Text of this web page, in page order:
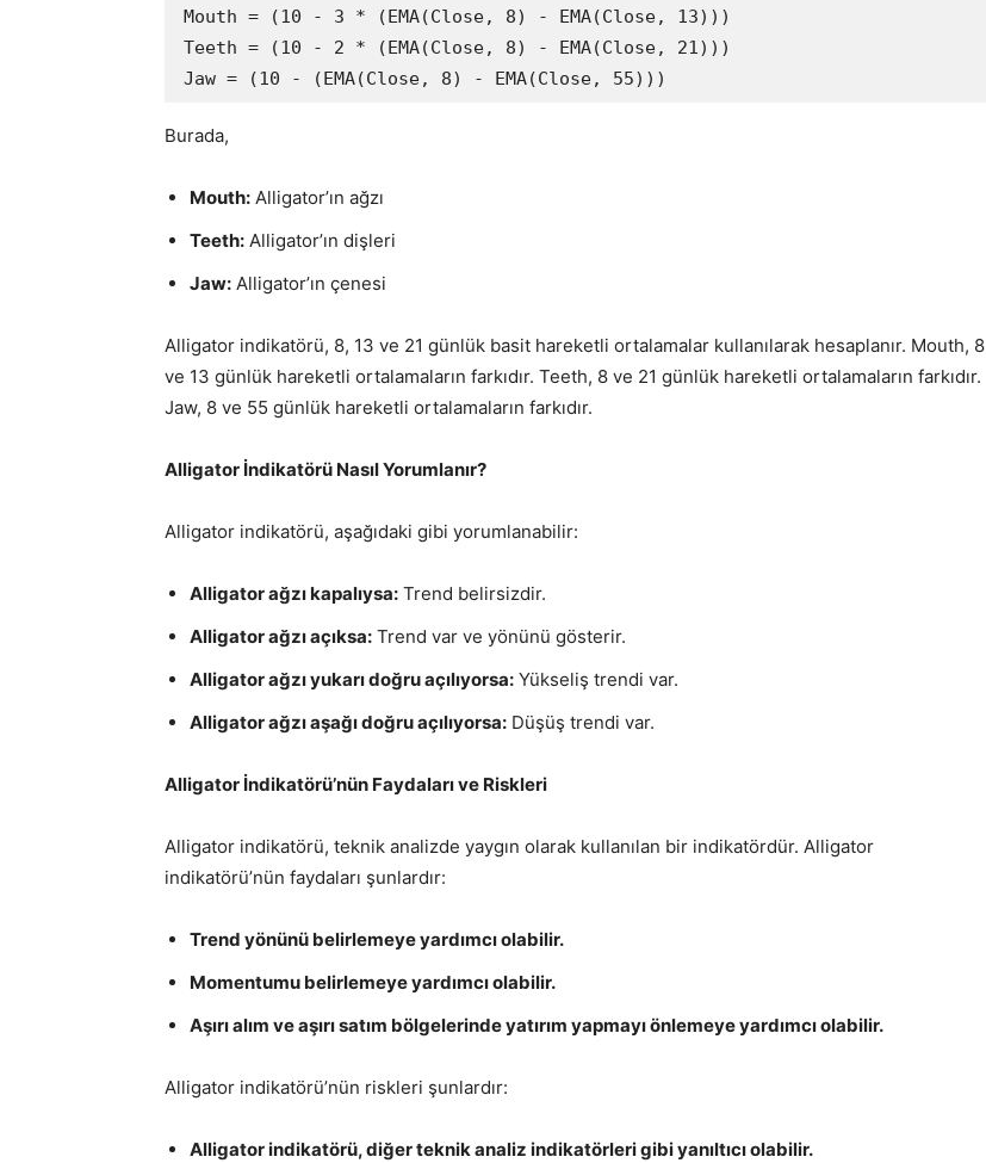
Mouth = (10 - 3 * (EMA(Close, 8) - EMA(Close, 13)))
Teeth = (10 - 2 * (EMA(Close, 8) - EMA(Close, 21)))
Burada,
Mouth: Alligator’ın ağzı
Teeth: Alligator’ın dişleri
Jaw: Alligator’ın çenesi
Alligator indikatörü, 8, 13 ve 21 günlük basit hareketli ortalamalar kullanılarak hesaplanır. Mouth, 8
ve 13 günlük hareketli ortalamaların farkıdır. Teeth, 8 ve 21 günlük hareketli ortalamaların farkıdır.
Jaw, 8 ve 55 günlük hareketli ortalamaların farkıdır.
Alligator İndikatörü Nasıl Yorumlanır?
Alligator indikatörü, aşağıdaki gibi yorumlanabilir:
Alligator ağzı kapalıysa: Trend belirsizdir.
Alligator ağzı açıksa: Trend var ve yönünü gösterir.
Alligator ağzı yukarı doğru açılıyorsa: Yükseliş trendi var.
Alligator ağzı aşağı doğru açılıyorsa: Düşüş trendi var.
Alligator İndikatörü’nün Faydaları ve Riskleri
Alligator indikatörü, teknik analizde yaygın olarak kullanılan bir indikatördür. Alligator
indikatörü’nün faydaları şunlardır:
Trend yönünü belirlemeye yardımcı olabilir.
Momentumu belirlemeye yardımcı olabilir.
Aşırı alım ve aşırı satım bölgelerinde yatırım yapmayı önlemeye yardımcı olabilir.
Alligator indikatörü’nün riskleri şunlardır:
Alligator indikatörü, diğer teknik analiz indikatörleri gibi yanıltıcı olabilir.